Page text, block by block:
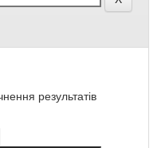
результатів